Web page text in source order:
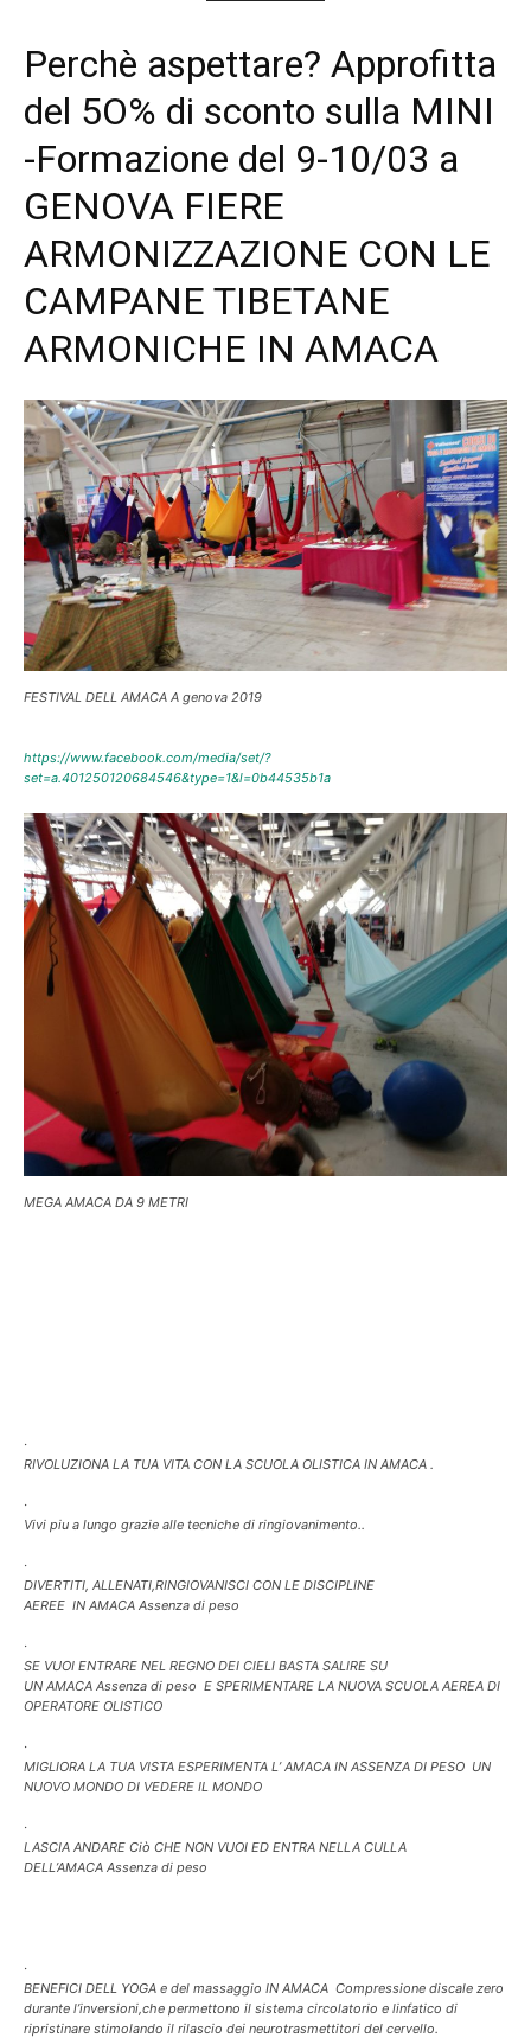
Perchè aspettare? Approfitta
del 5O% di sconto sulla MINI
-Formazione del 9-10/03 a
GENOVA FIERE
ARMONIZZAZIONE CON LE
CAMPANE TIBETANE
ARMONICHE IN AMACA
FESTIVAL DELL AMACA A genova 2019
https://www.facebook.com/media/set/?
set=a.401250120684546&type=1&l=0b44535b1a
MEGA AMACA DA 9 METRI
·
RIVOLUZIONA LA TUA VITA CON LA SCUOLA OLISTICA IN AMACA .
·
Vivi piu a lungo grazie alle tecniche di ringiovanimento..
·
DIVERTITI, ALLENATI,RINGIOVANISCI CON LE DISCIPLINE
AEREE IN AMACA Assenza di peso
·
SE VUOI ENTRARE NEL REGNO DEI CIELI BASTA SALIRE SU
UN AMACA Assenza di peso E SPERIMENTARE LA NUOVA SCUOLA AEREA DI
OPERATORE OLISTICO
·
MIGLIORA LA TUA VISTA ESPERIMENTA L’ AMACA IN ASSENZA DI PESO UN
NUOVO MONDO DI VEDERE IL MONDO
·
LASCIA ANDARE Ciò CHE NON VUOI ED ENTRA NELLA CULLA
DELL’AMACA Assenza di peso
·
BENEFICI DELL YOGA e del massaggio IN AMACA Compressione discale zero
durante l’inversioni,che permettono il sistema circolatorio e linfatico di
ripristinare stimolando il rilascio dei neurotrasmettitori del cervello.